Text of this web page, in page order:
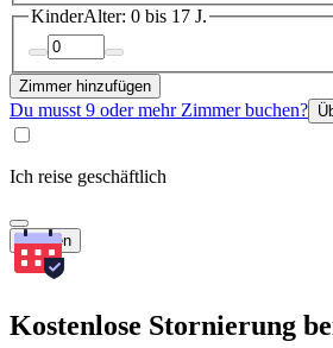
KinderAlter: 0 bis 17 J.
Zimmer hinzufügen
Du musst 9 oder mehr Zimmer buchen?
Ich reise geschäftlich
Suchen
Kostenlose Stornierung